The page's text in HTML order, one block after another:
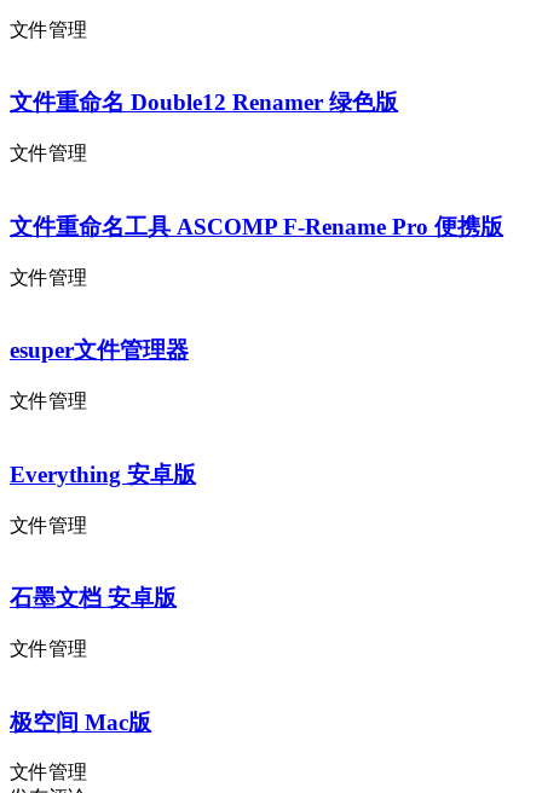
文件管理
文件重命名 Double12 Renamer 绿色版
文件管理
文件重命名工具 ASCOMP F-Rename Pro 便携版
文件管理
esuper文件管理器
文件管理
Everything 安卓版
文件管理
石墨文档 安卓版
文件管理
极空间 Mac版
文件管理